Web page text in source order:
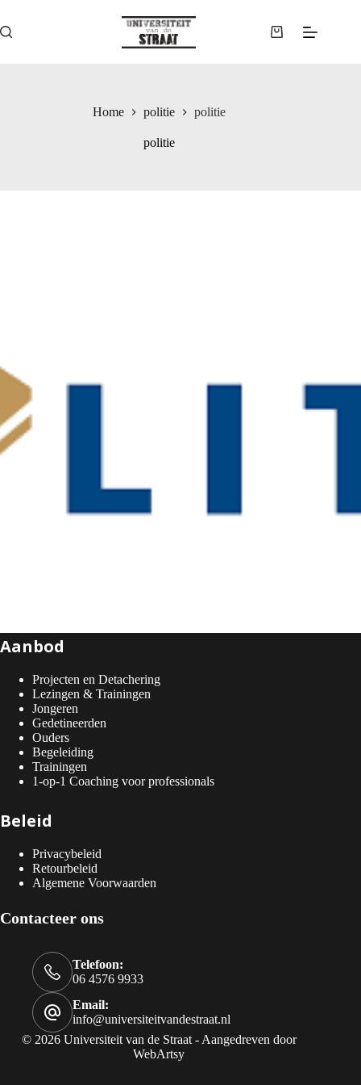
de
Winkelwagen
Home politie politie
politie
Aanbod
Projecten en Detachering
Lezingen & Trainingen
Jongeren
Gedetineerden
Ouders
Begeleiding
Trainingen
1-op-1 Coaching voor professionals
Beleid
Privacybeleid
Retourbeleid
Algemene Voorwaarden
Contacteer ons
Telefoon:
06 4576 9933
Email:
info@universiteitvandestraat.nl
© 2026 Universiteit van de Straat - Aangedreven door
WebArtsy